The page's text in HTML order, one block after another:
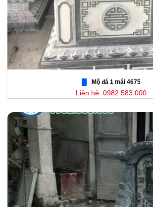
Mộ đá 1 mái 4675
Liên hệ: 0982.583.000